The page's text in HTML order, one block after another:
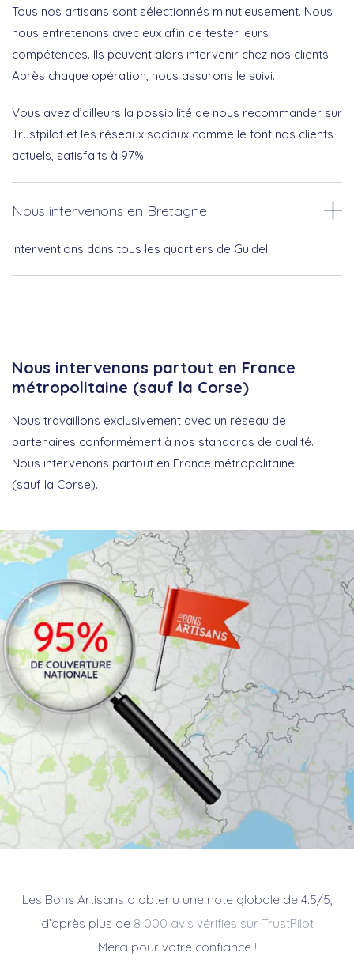
Tous nos artisans sont sélectionnés minutieusement. Nous
nous entretenons avec eux afin de tester leurs
compétences. Ils peuvent alors intervenir chez nos clients.
Après chaque opération, nous assurons le suivi.
Vous avez d’ailleurs la possibilité de nous recommander sur
Trustpilot et les réseaux sociaux comme le font nos clients
actuels, satisfaits à 97%.
Nous intervenons en Bretagne
Interventions dans tous les quartiers de Guidel.
Nous intervenons partout en France
métropolitaine (sauf la Corse)
Nous travaillons exclusivement avec un réseau de
partenaires conformément à nos standards de qualité.
Nous intervenons partout en France métropolitaine
(sauf la Corse).
Les Bons Artisans a obtenu une note globale de 4.5/5,
d’après plus de 8 000 avis vérifiés sur TrustPilot
Merci pour votre confiance !